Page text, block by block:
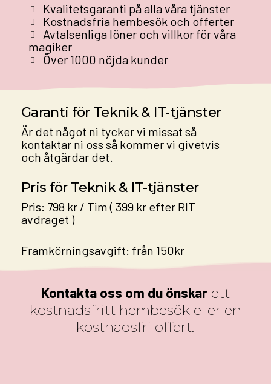
Kvalitetsgaranti på alla våra tjänster
Kostnadsfria hembesök och offerter
Avtalsenliga löner och villkor för våra
magiker
Över 1000 nöjda kunder
Garanti för Teknik & IT-tjänster
Är det något ni tycker vi missat så
kontaktar ni oss så kommer vi givetvis
och åtgärdar det.
Pris för Teknik & IT-tjänster
Pris: 798 kr / Tim ( 399 kr efter RIT
avdraget )
Framkörningsavgift: från 150kr
Kontakta oss om du önskarett
kostnadsfritt hembesök eller en
kostnadsfri offert.